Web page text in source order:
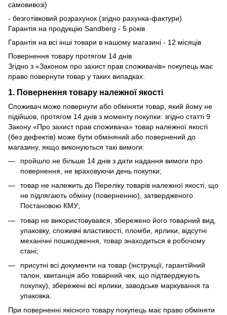
самовивозі)
- безготівковий розрахунок (згідно рахунка-фактури)
Гарантія на продукцію Sandberg - 5 років
Гарантія на всі інші товари в нашому магазині - 12 місяців
Повернення товару протягом 14 днів
Згідно з «Законом про захист прав споживачів» покупець має
право повернути товар у таких випадках:
1. Повернення товару належної якості
Споживач може повернути або обміняти товар, який йому не
підійшов, протягом 14 днів з моменту покупки: згідно статті 9
Закону «Про захист прав споживача» товар належної якості
(без дефектів) може бути обміняний або повернений до
магазину, якщо виконуються такі вимоги:
пройшло не більше 14 днів з дати надання вимоги про
повернення, не враховуючи день покупки;
товар не належить до Переліку товарів належної якості, що
не підлягають обміну (поверненню), затвердженого
Постановою КМУ;
товар не використовувався, збережено його товарний вид,
упаковку, споживчі властивості, пломби, ярлики, відсутні
механічні пошкодження, товар знаходиться в робочому
стані;
присутні всі документи на товар (інструкції, гарантійний
талон, квитанція або товарний чек, що підтверджують
покупку), збережені всі ярлики, заводське маркування та
упаковка.
При поверненні якісного товару покупець має право обміняти